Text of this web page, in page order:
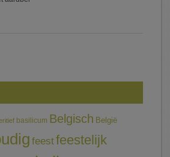
basilicum Belgisch België
feestfeestelijk